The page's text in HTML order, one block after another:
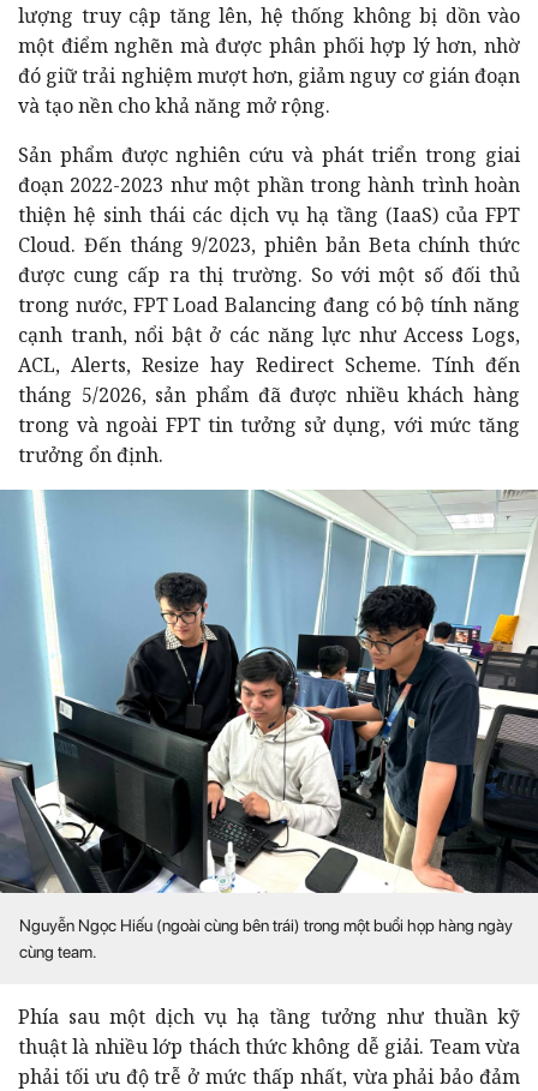
lượng truy cập tăng lên, hệ thống không bị dồn vào
một điểm nghẽn mà được phân phối hợp lý hơn, nhờ
đó giữ trải nghiệm mượt hơn, giảm nguy cơ gián đoạn
và tạo nền cho khả năng mở rộng.
Sản phẩm được nghiên cứu và phát triển trong giai
đoạn 2022-2023 như một phần trong hành trình hoàn
thiện hệ sinh thái các dịch vụ hạ tầng (IaaS) của FPT
Cloud. Đến tháng 9/2023, phiên bản Beta chính thức
được cung cấp ra thị trường. So với một số đối thủ
trong nước, FPT Load Balancing đang có bộ tính năng
cạnh tranh, nổi bật ở các năng lực như Access Logs,
ACL, Alerts, Resize hay Redirect Scheme. Tính đến
tháng 5/2026, sản phẩm đã được nhiều khách hàng
trong và ngoài FPT tin tưởng sử dụng, với mức tăng
trưởng ổn định.
Nguyễn Ngọc Hiếu (ngoài cùng bên trái) trong một buổi họp hàng ngày
cùng team.
Phía sau một dịch vụ hạ tầng tưởng như thuần kỹ
thuật là nhiều lớp thách thức không dễ giải. Team vừa
phải tối ưu độ trễ ở mức thấp nhất, vừa phải bảo đảm